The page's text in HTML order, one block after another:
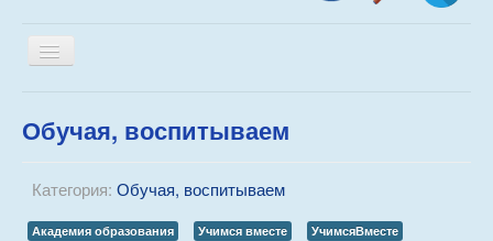
Включить/
выключить
Обучая, воспитываем
Обучая, воспитываем
Категория: Обучая, воспитываем
Академия образования Учимся вместе
УчимсяВместе